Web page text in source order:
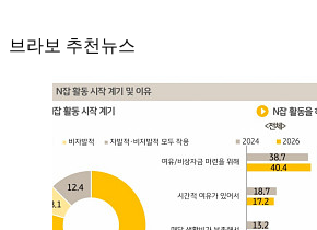
브라보 추천뉴스